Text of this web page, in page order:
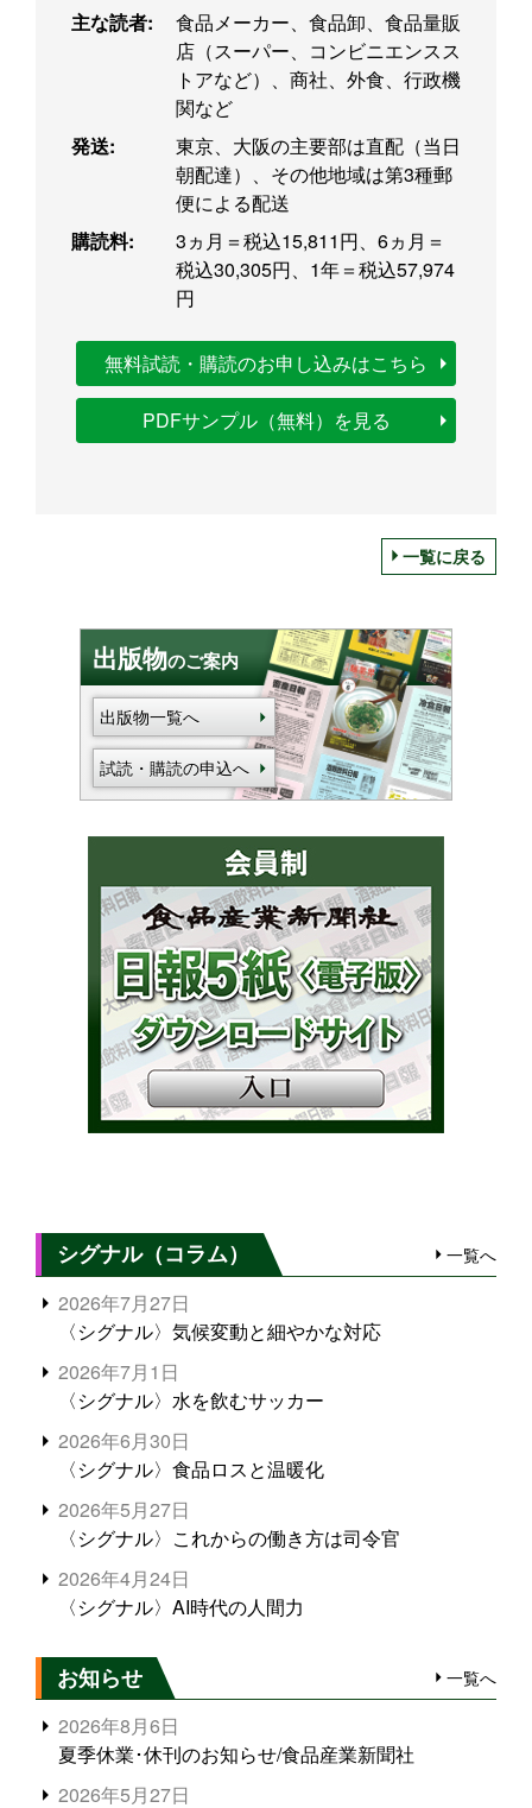
主な読者:
食品メーカー、食品卸、食品量販
店（スーパー、コンビニエンスス
トアなど）、商社、外食、行政機
関など
発送:
東京、大阪の主要部は直配（当日
朝配達）、その他地域は第3種郵
便による配送
購読料:
3ヵ月＝税込15,811円、6ヵ月＝
税込30,305円、1年＝税込57,974
円
無料試読・購読のお申し込みはこちら
PDFサンプル（無料）を見る
一覧に戻る
出版物のご案内
出版物一覧へ
試読・購読の申込へ
シグナル（コラム） 一覧へ
2026年7月27日
〈シグナル〉気候変動と細やかな対応
2026年7月1日
〈シグナル〉水を飲むサッカー
2026年6月30日
〈シグナル〉食品ロスと温暖化
2026年5月27日
〈シグナル〉これからの働き方は司令官
2026年4月24日
〈シグナル〉AI時代の人間力
お知らせ 一覧へ
2026年8月6日
夏季休業･休刊のお知らせ/食品産業新聞社
2026年5月27日